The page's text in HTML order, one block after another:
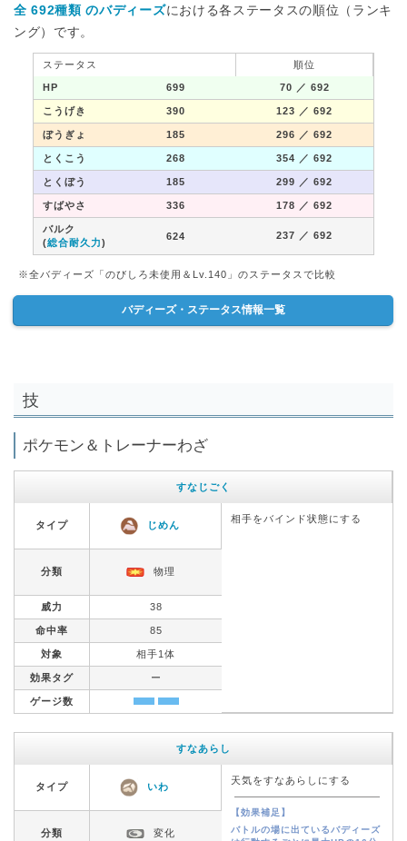
全 692種類 のバディーズにおける各ステータスの順位（ランキ
ング）です。
ステータス 順位
HP 699 70 ／ 692
こうげき 390 123 ／ 692
ぼうぎょ 185 296 ／ 692
とくこう 268 354 ／ 692
とくぼう 185 299 ／ 692
すばやさ 336 178 ／ 692
バルク
(総合耐久力)
624 237 ／ 692
※全バディーズ「のびしろ未使用＆Lv.140」のステータスで比較
バディーズ・ステータス情報一覧
技
ポケモン＆トレーナーわざ
すなじごく
タイプ じめん
相手をバインド状態にする
分類 物理
威力 38
命中率 85
対象 相手1体
効果タグ ー
ゲージ数
すなあらし
タイプ いわ
天気をすなあらしにする
【効果補足】
バトルの場に出ているバディーズ
分類 変化